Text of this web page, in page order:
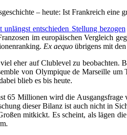
– heute: Ist Frankreich eine
entschieden Stellung bezogen
im europäischen Vergleich
Ex aequo übrigens mit
eher auf Clublevel zu
von Olympique de Marseille
blieb es bis heute.
65 Millionen wird die
dieser Bilanz ist auch nicht in
mitkickt. Es scheint, als lägen